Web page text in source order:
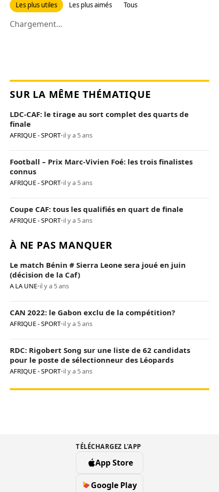
Les plus utiles Les plus aimés Tous
Chargement...
SUR LA MÊME THÉMATIQUE
LDC-CAF: le tirage au sort complet des quarts de
finale
AFRIQUE - SPORT•il y a 5 ans
Football – Prix Marc-Vivien Foé: les trois finalistes
connus
AFRIQUE - SPORT•il y a 5 ans
Coupe CAF: tous les qualifiés en quart de finale
AFRIQUE - SPORT•il y a 5 ans
À NE PAS MANQUER
Le match Bénin # Sierra Leone sera joué en juin
(décision de la Caf)
A LA UNE•il y a 5 ans
CAN 2022: le Gabon exclu de la compétition?
AFRIQUE - SPORT•il y a 5 ans
RDC: Rigobert Song sur une liste de 62 candidats
pour le poste de sélectionneur des Léopards
AFRIQUE - SPORT•il y a 5 ans
TÉLÉCHARGEZ L’APP
App Store
Google Play